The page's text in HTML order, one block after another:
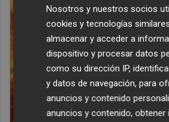
Nosotros y nuestros socios
cookies y tecnologías
almacenar y acceder a
dispositivo y procesar datos
como su dirección IP,
y datos de navegación, para
anuncios y contenido
anuncios y contenido,